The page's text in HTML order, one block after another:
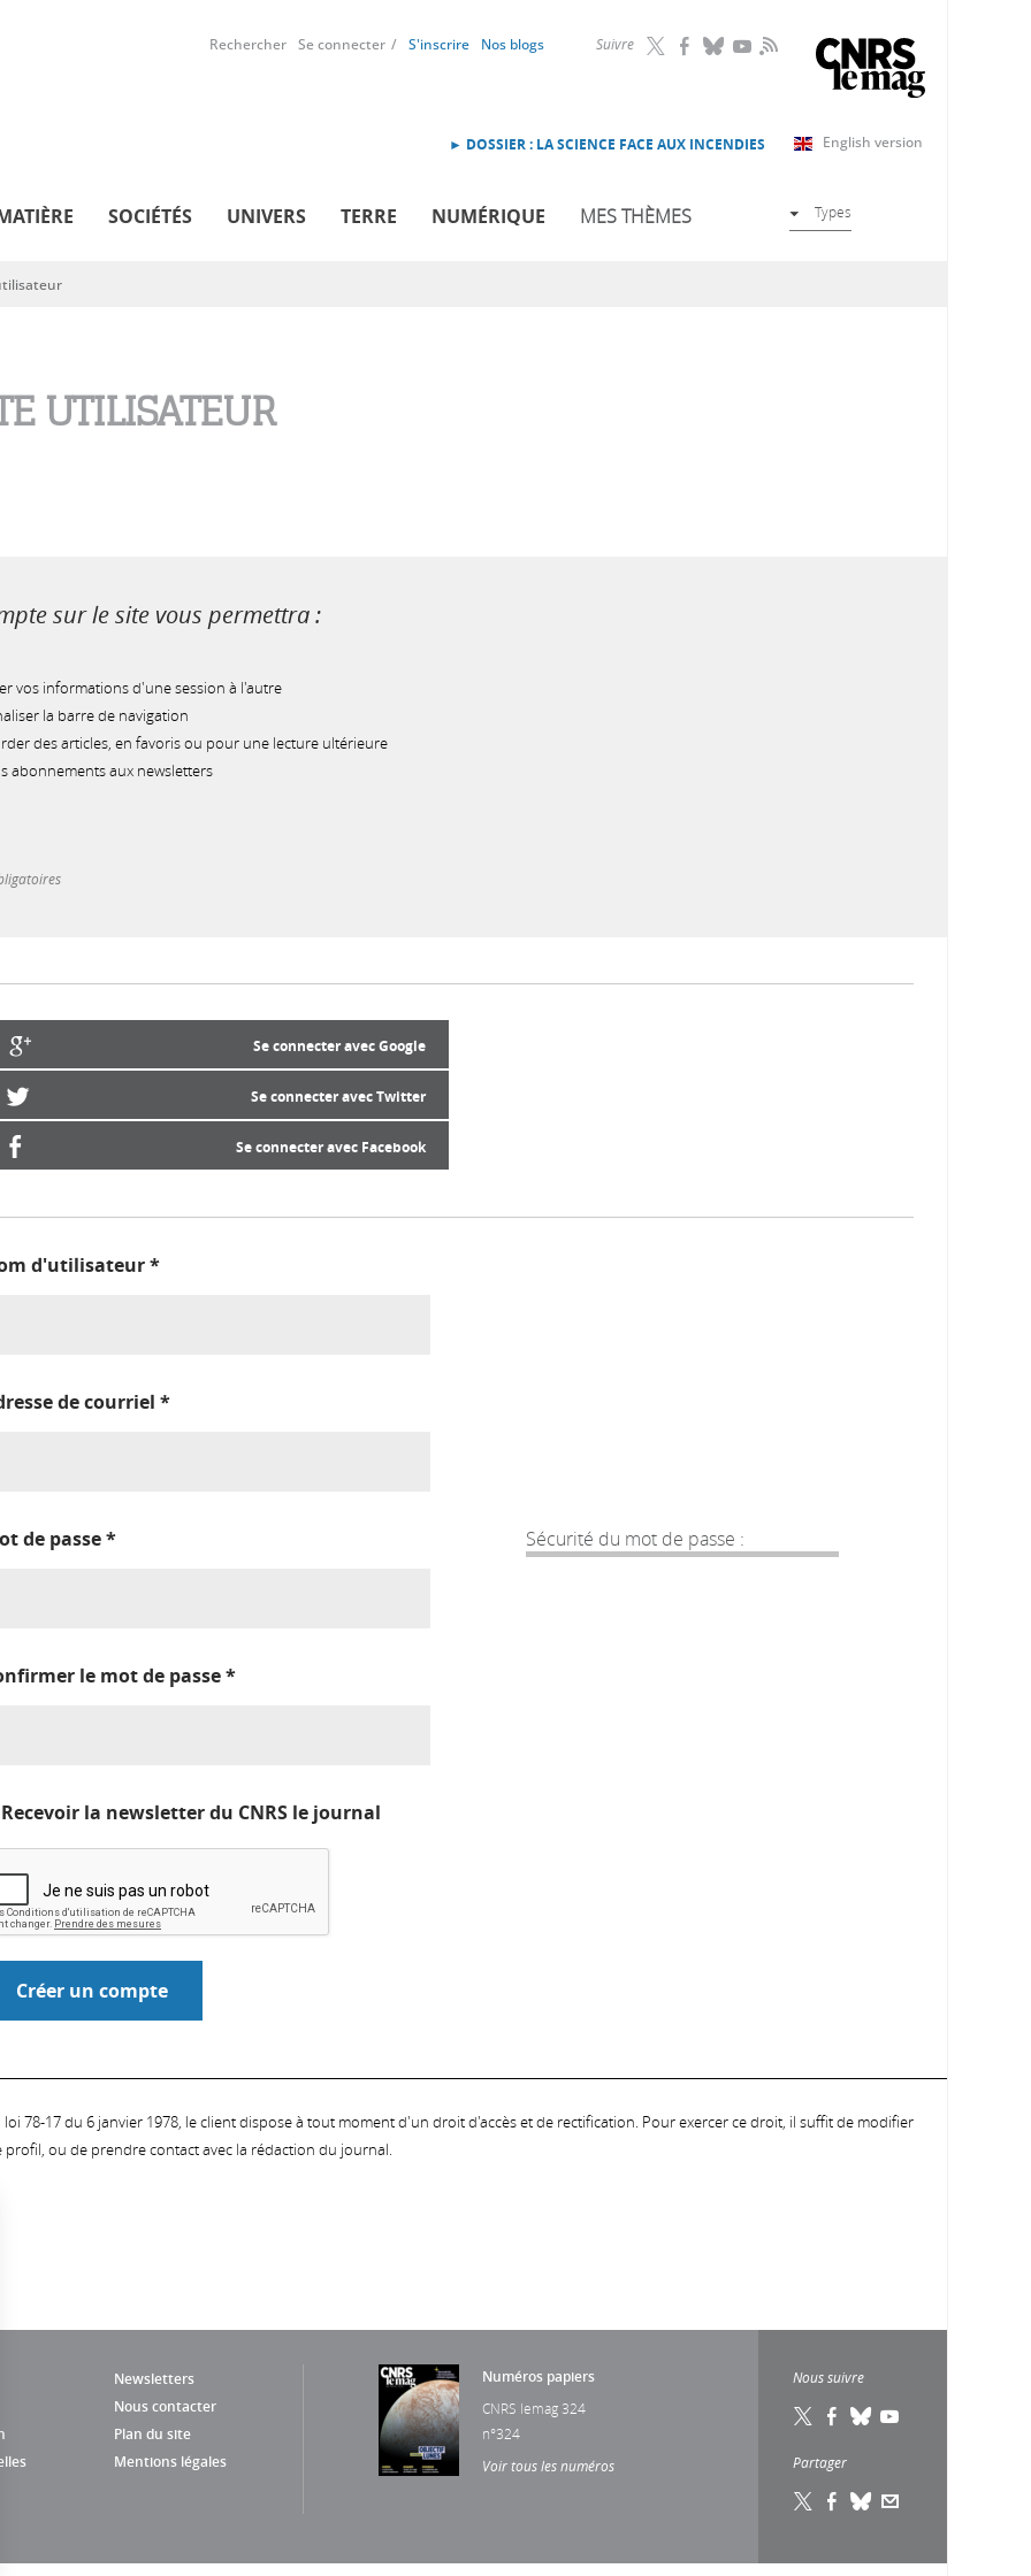
Suivre RSS
Rechercher Se connecter S'inscrire Nos blogs
English version
► DOSSIER : LA SCIENCE FACE AUX INCENDIES
SOCIÉTÉS UNIVERS TERRE NUMÉRIQUE MES THÈMES Types
UTILISATEUR
sur le site vous permettra :
vos informations d'une session à l'autre
la barre de navigation
des articles, en favoris ou pour une lecture ultérieure
abonnements aux newsletters
Se connecter avec Google
Se connecter avec Twitter
Se connecter avec Facebook
d'utilisateur*
de courriel *
Sécurité du mot de passe :
de passe*
le mot de passe*
Recevoir la newsletter du CNRS le journal
78-17 du 6 janvier 1978, le client dispose à tout moment d'un droit d'accès et de rectification. Pour exercer ce droit, il suffit de modifier
ou de prendre contact avec la rédaction du journal.
Newsletters
Nous contacter
Plan du site
Mentions légales
Numéros papiers
CNRS lemag 324
n°324
Voir tous les numéros
Nous suivre
Partager